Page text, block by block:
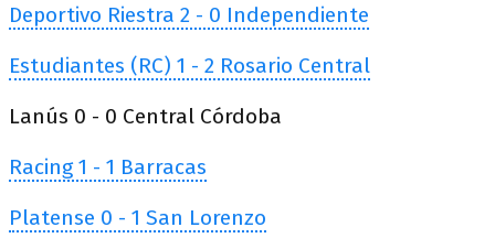
Deportivo Riestra 2 - 0 Independiente
Estudiantes (RC) 1 - 2 Rosario Central
Lanús 0 - 0 Central Córdoba
Racing 1 - 1 Barracas
Platense 0 - 1 San Lorenzo